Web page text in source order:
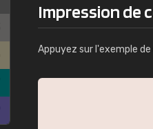
Impression de
Appuyez sur l'exemple